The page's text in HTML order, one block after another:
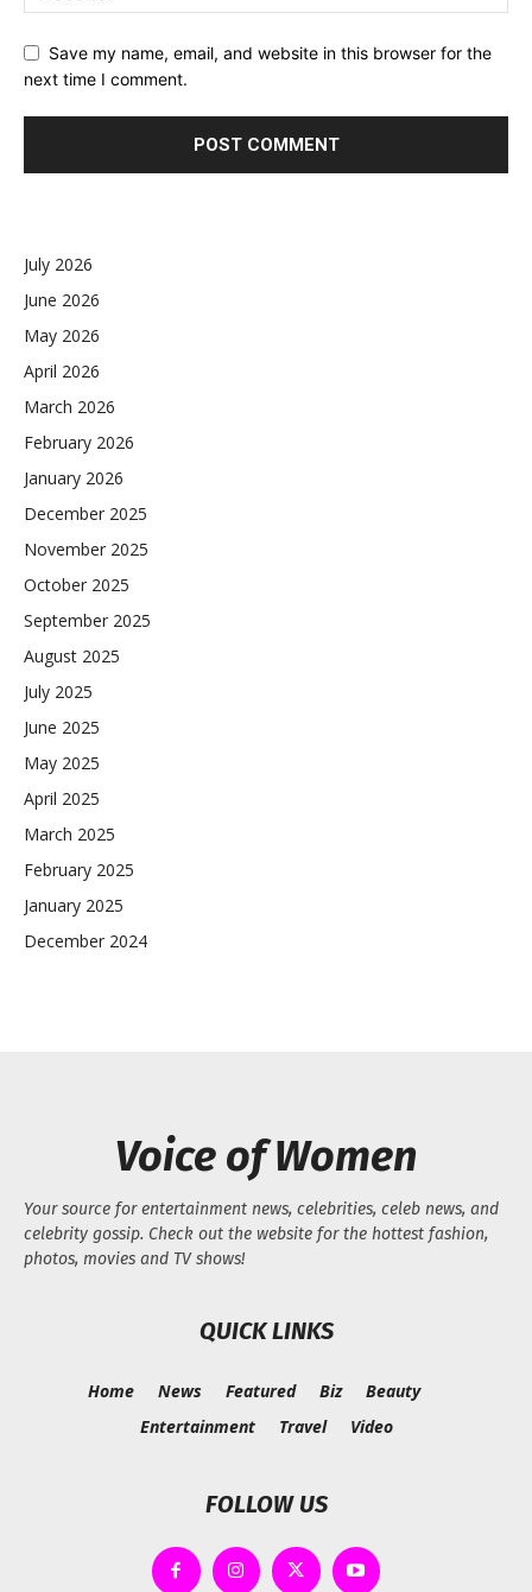
Save my name, email, and website in this browser for the
next time I comment.
July 2026
June 2026
May 2026
April 2026
March 2026
February 2026
January 2026
December 2025
November 2025
October 2025
September 2025
August 2025
July 2025
June 2025
May 2025
April 2025
March 2025
February 2025
January 2025
December 2024
Voice of Women
Your source for entertainment news, celebrities, celeb news, and
celebrity gossip. Check out the website for the hottest fashion,
photos, movies and TV shows!
QUICK LINKS
Home News Featured Biz
Beauty
Entertainment
Travel Video
FOLLOW US